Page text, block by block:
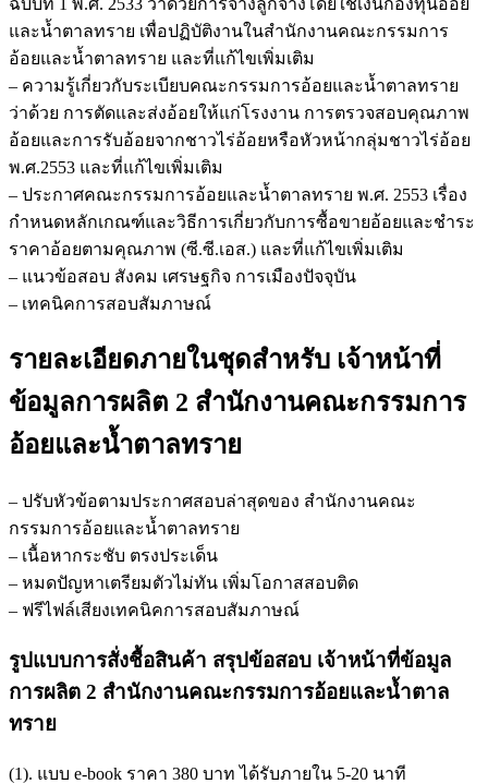
และน้ำตาลทราย เพื่อปฏิบัติงานในสำนักงานคณะกรรมการ
อ้อยและน้ำตาลทราย และที่แก้ไขเพิ่มเติม
– ความรู้เกี่ยวกับระเบียบคณะกรรมการอ้อยและน้ำตาลทราย
ว่าด้วย การตัดและส่งอ้อยให้แก่โรงงาน การตรวจสอบคุณภาพ
อ้อยและการรับอ้อยจากชาวไร่อ้อยหรือหัวหน้ากลุ่มชาวไร่อ้อย
พ.ศ.2553 และที่แก้ไขเพิ่มเติม
– ประกาศคณะกรรมการอ้อยและน้ำตาลทราย พ.ศ. 2553 เรื่อง
กำหนดหลักเกณฑ์และวิธีการเกี่ยวกับการซื้อขายอ้อยและชำระ
ราคาอ้อยตามคุณภาพ (ซี.ซี.เอส.) และที่แก้ไขเพิ่มเติม
– แนวข้อสอบ สังคม เศรษฐกิจ การเมืองปัจจุบัน
– เทคนิคการสอบสัมภาษณ์
รายละเอียดภายในชุดสำหรับ เจ้าหน้าที่
ข้อมูลการผลิต 2 สำนักงานคณะกรรมการ
อ้อยและน้ำตาลทราย
– ปรับหัวข้อตามประกาศสอบล่าสุดของ สำนักงานคณะ
กรรมการอ้อยและน้ำตาลทราย
– เนื้อหากระชับ ตรงประเด็น
– หมดปัญหาเตรียมตัวไม่ทัน เพิ่มโอกาสสอบติด
– ฟรีไฟล์เสียงเทคนิคการสอบสัมภาษณ์
รูปแบบการสั่งชื้อสินค้า สรุปข้อสอบ เจ้าหน้าที่ข้อมูล
การผลิต 2 สำนักงานคณะกรรมการอ้อยและน้ำตาล
ทราย
(1). แบบ e-book ราคา 380 บาท ได้รับภายใน 5-20 นาที